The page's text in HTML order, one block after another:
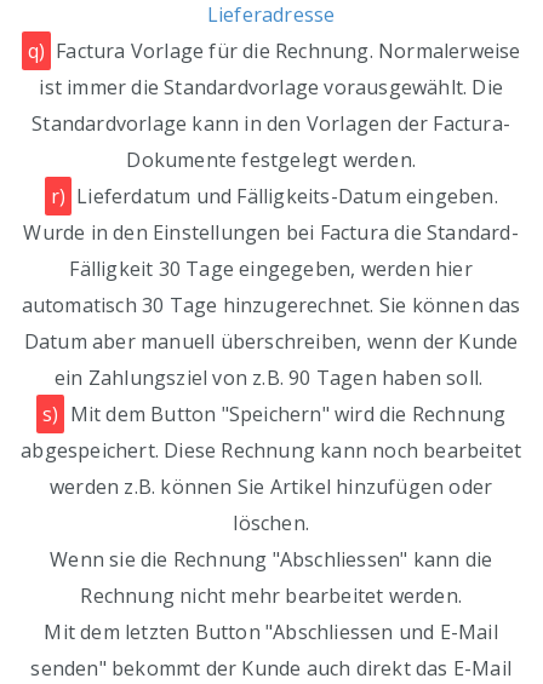
Lieferadresse
q) Factura Vorlage für die Rechnung. Normalerweise
ist immer die Standardvorlage vorausgewählt. Die
Standardvorlage kann in den Vorlagen der Factura-
Dokumente festgelegt werden.
r) Lieferdatum und Fälligkeits-Datum eingeben.
Wurde in den Einstellungen bei Factura die Standard-
Fälligkeit 30 Tage eingegeben, werden hier
automatisch 30 Tage hinzugerechnet. Sie können das
Datum aber manuell überschreiben, wenn der Kunde
ein Zahlungsziel von z.B. 90 Tagen haben soll.
s) Mit dem Button "Speichern" wird die Rechnung
abgespeichert. Diese Rechnung kann noch bearbeitet
werden z.B. können Sie Artikel hinzufügen oder
löschen.
Wenn sie die Rechnung "Abschliessen" kann die
Rechnung nicht mehr bearbeitet werden.
Mit dem letzten Button "Abschliessen und E-Mail
senden" bekommt der Kunde auch direkt das E-Mail